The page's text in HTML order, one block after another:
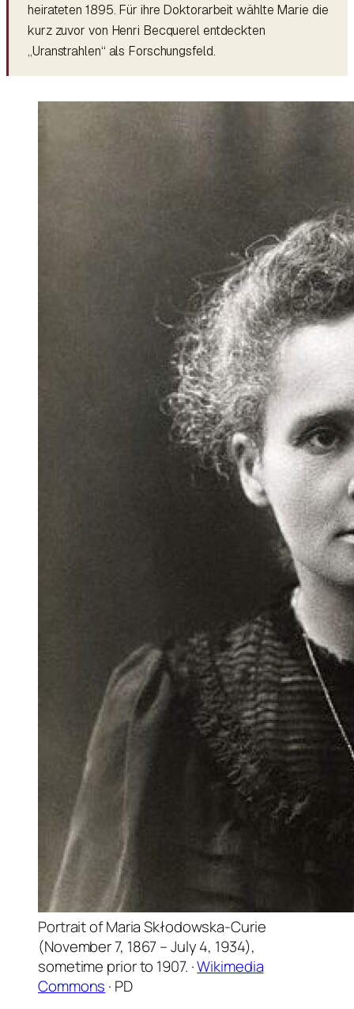
heirateten 1895. Für ihre Doktorarbeit wählte Marie die
kurz zuvor von Henri Becquerel entdeckten
„Uranstrahlen“ als Forschungsfeld.
Portrait of Maria Skłodowska-Curie
(November 7, 1867 – July 4, 1934),
sometime prior to 1907. ·Wikimedia
Commons · PD